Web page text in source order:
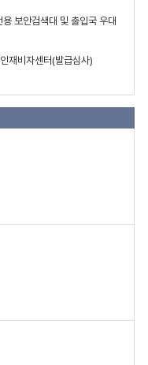
보안검색대 및 출입국 우대
재비자센터(발급심사)